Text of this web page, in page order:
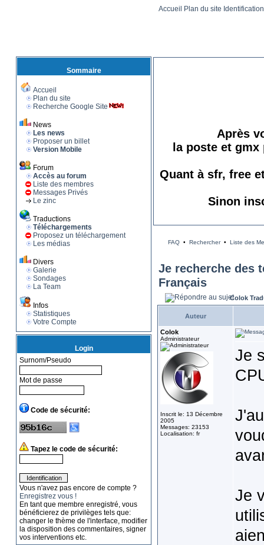
Accueil Plan du site
Sommaire
Accueil
Plan du site
Recherche Google Site
News
Les news
Proposer un billet
Version Mobile
Forum
Accès au forum
Liste des membres
Messages Privés
Le zinc
Traductions
Téléchargements
Proposez un téléchargement
Les médias
Divers
Galerie
Sondages
La Team
Infos
Statistiques
Votre Compte
Login
Surnom/Pseudo
Mot de passe
Code de sécurité:
Tapez le code de sécurité:
Vous n'avez pas encore de compte ?
Enregistrez vous !
En tant que membre enregistré, vous
bénéficierez de privilèges tels que:
changer le thème de l'interface, modifier
la disposition des commentaires, signer
vos interventions etc.
Après
la poste et
Quant à sfr, free
Sinon
FAQ• Rechercher• Liste des
Je recherche des
Français
Colok
Auteur
Colok
Administrateur
Inscrit le: 13 Décembre
2005
Messages: 23153
Localisation: fr
Je
Je